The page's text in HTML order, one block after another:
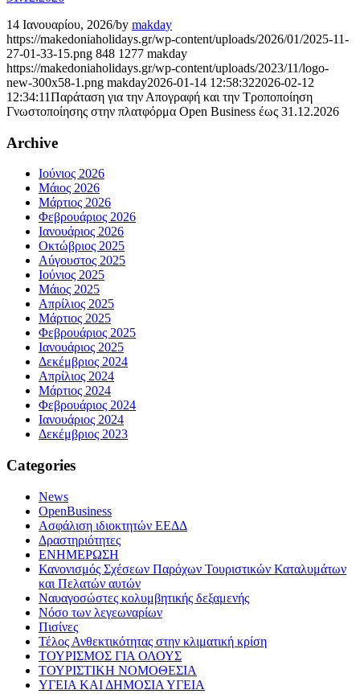
14 Ιανουαρίου, 2026/by makday
https://makedoniaholidays.gr/wp-content/uploads/2026/01/2025-11-
27-01-33-15.png 848 1277 makday
https://makedoniaholidays.gr/wp-content/uploads/2023/11/logo-
new-300x58-1.png makday2026-01-14 12:58:322026-02-12
12:34:11Παράταση για την Απογραφή και την Τροποποίηση
Γνωστοποίησης στην πλατφόρμα Open Business έως 31.12.2026
Archive
Ιούνιος 2026
Μάιος 2026
Μάρτιος 2026
Φεβρουάριος 2026
Ιανουάριος 2026
Οκτώβριος 2025
Αύγουστος 2025
Ιούνιος 2025
Μάιος 2025
Απρίλιος 2025
Μάρτιος 2025
Φεβρουάριος 2025
Ιανουάριος 2025
Δεκέμβριος 2024
Απρίλιος 2024
Μάρτιος 2024
Φεβρουάριος 2024
Ιανουάριος 2024
Δεκέμβριος 2023
Categories
News
OpenBusiness
Ασφάλιση ιδιοκτητών ΕΕΔΔ
Δραστηριότητες
ΕΝΗΜΕΡΩΣΗ
Κανονισμός Σχέσεων Παρόχων Τουριστικών Καταλυμάτων
και Πελατών αυτών
Ναυαγοσώστες κολυμβητικής δεξαμενής
Νόσο των λεγεωναρίων
Πισίνες
Τέλος Ανθεκτικότητας στην κλιματική κρίση
ΤΟΥΡΙΣΜΟΣ ΓΙΑ ΟΛΟΥΣ
ΤΟΥΡΙΣΤΙΚΗ ΝΟΜΟΘΕΣΙΑ
ΥΓΕΙΑ ΚΑΙ ΔΗΜΟΣΙΑ ΥΓΕΙΑ